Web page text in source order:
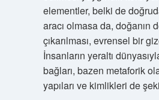
elementler, belki de
aracı olmasa da, doğanın
çıkarılması, evrensel bir
İnsanların yeraltı
bağları, bazen metaforik
yapıları ve kimlikleri de